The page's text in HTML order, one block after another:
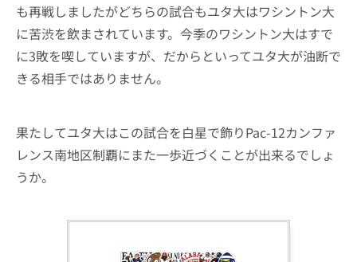
も再戦しましたがどちらの試合もユタ大はワシントン大
に苦渋を飲まされています。今季のワシントン大はすで
に3敗を喫していますが、だからといってユタ大が油断で
きる相手ではありません。
果たしてユタ大はこの試合を白星で飾りPac-12カンファ
レンス南地区制覇にまた一歩近づくことが出来るでしょ
うか。